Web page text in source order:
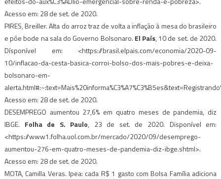
Acesso em: 28 de set. de 2020.
PIRES, Breiller. Alta do arroz traz de volta a inflação à mesa do brasileiro
e põe bode na sala do Governo Bolsonaro. El País, 10 de set. de 2020.
Dísponível em: <https://brasil.elpais.com/economia/2020-09-
10/inflacao-da-cesta-basica-corroi-bolso-dos-mais-pobres-e-deixa-
bolsonaro-em-
Acesso em: 28 de set. de 2020.
DESEMPREGO aumentou 27,6% em quatro meses de pandemia, diz
IBGE. Folha de S. Paulo, 23 de set. de 2020. Disponível em:
<https://www1.folha.uol.com.br/mercado/2020/09/desemprego-
aumentou-276-em-quatro-meses-de-pandemia-diz-ibge.shtml>.
Acesso em: 28 de set. de 2020.
MOTA, Camilla Veras. Ipea: cada R$ 1 gasto com Bolsa Família adiciona